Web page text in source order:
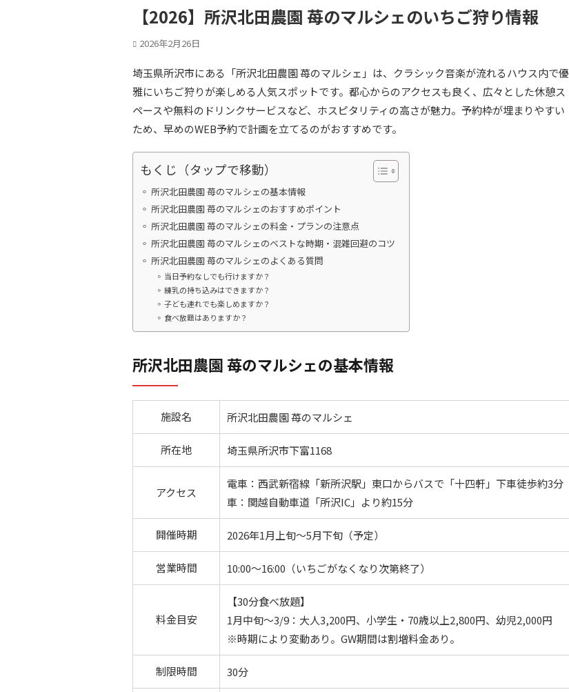
【2026】所沢北田農園 苺のマルシェのいちご狩り情報
2026年2月26日
埼玉県所沢市にある「所沢北田農園 苺のマルシェ」は、クラシック音楽が流れるハウス内で優
雅にいちご狩りが楽しめる人気スポットです。都心からのアクセスも良く、広々とした休憩ス
ペースや無料のドリンクサービスなど、ホスピタリティの高さが魅力。予約枠が埋まりやすい
ため、早めのWEB予約で計画を立てるのがおすすめです。
もくじ（タップで移動）
所沢北田農園 苺のマルシェの基本情報
所沢北田農園 苺のマルシェのおすすめポイント
所沢北田農園 苺のマルシェの料金・プランの注意点
所沢北田農園 苺のマルシェのベストな時期・混雑回避のコツ
所沢北田農園 苺のマルシェのよくある質問
当日予約なしでも行けますか？
練乳の持ち込みはできますか？
子ども連れでも楽しめますか？
食べ放題はありますか？
所沢北田農園 苺のマルシェの基本情報
施設名 所沢北田農園 苺のマルシェ
所在地 埼玉県所沢市下富1168
アクセス
電車：西武新宿線「新所沢駅」東口からバスで「十四軒」下車徒歩約3分
車：関越自動車道「所沢IC」より約15分
開催時期 2026年1月上旬～5月下旬（予定）
営業時間 10:00～16:00（いちごがなくなり次第終了）
料金目安
【30分食べ放題】
1月中旬～3/9：大人3,200円、小学生・70歳以上2,800円、幼児2,000円
※時期により変動あり。GW期間は割増料金あり。
制限時間 30分